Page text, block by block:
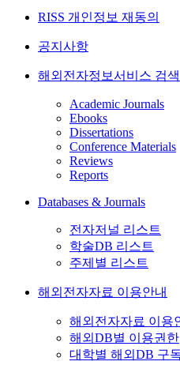
RISS 개인정보 재동의
공지사항
해외전자정보서비스 검색
Academic Journals
Ebooks
Dissertations
Conference Materials
Reviews
Reports
Databases & Journals
전자저널 리스트
학술DB 리스트
주제별 리스트
해외전자자료 이용안내
해외전자자료 이용
해외DB별 이용권한
대학별 해외DB 구